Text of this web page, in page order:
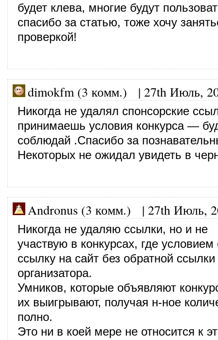
будет клева, многие будут
спасибо за статью, тоже хочу
проверкой!
dimokfm (3 комм.) | 27th Июль,
Никогда не удалял спонсорские
принимаешь условия конкурса —
соблюдай .Спасибо за
Некоторых не ожидал увидеть в
Andronus (3 комм.) | 27th Июль,
Никогда не удаляю ссылки, но и не
участвую в конкурсах, где условием
ссылку на сайт без обратной ссылки
организатора.
Умников, которые объявляют
их выигрывают, получая н-ное
полно.
Это ни в коей мере не относится к